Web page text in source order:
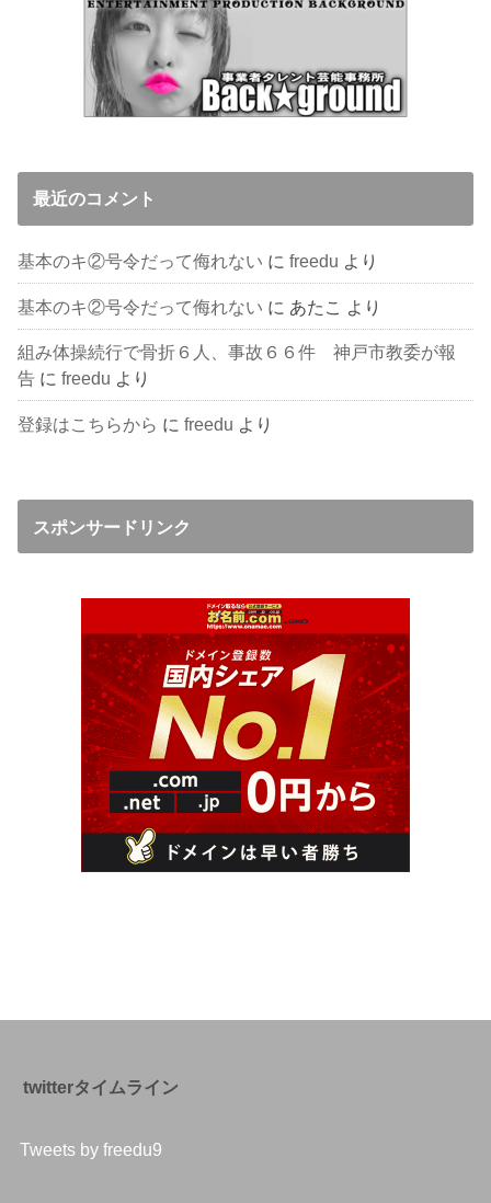
最近のコメント
基本のキ②号令だって侮れない にfreedu より
基本のキ②号令だって侮れない に あたこ より
組み体操続行で骨折６人、事故６６件 神戸市教委が報
告 にfreedu より
登録はこちらから にfreedu より
スポンサードリンク
twitterタイムライン
Tweets by freedu9